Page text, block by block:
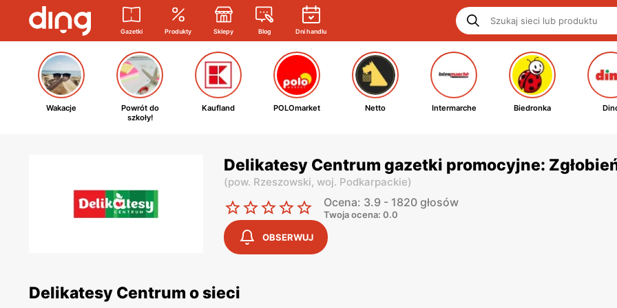
Gazetki Produkty Sklepy Blog Dni handlu
Wakacje
Powrót do
szkoły!
Kaufland POLOmarket Netto Intermarche Biedronka
Delikatesy Centrum gazetki promocyjne:
(pow. Rzeszowski, woj. Podkarpackie)
Ocena: 3.9 - 1820 głosów
Twoja ocena: 0.0
OBSERWUJ
Delikatesy Centrum o sieci